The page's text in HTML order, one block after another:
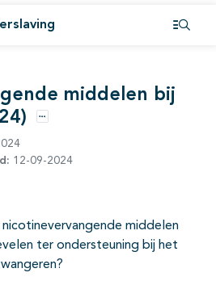
middelen bij
Opties
12-09-2024
middelen
ter ondersteuning bij het